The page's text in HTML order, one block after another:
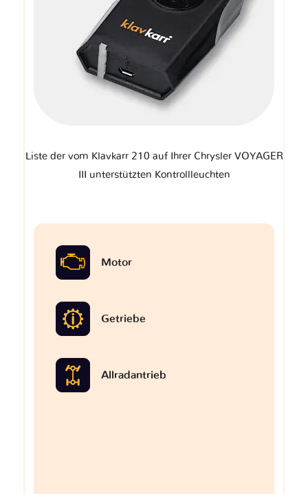
Liste der vom Klavkarr 210 auf Ihrer Chrysler VOYAGER
III unterstützten Kontrollleuchten
Motor
Getriebe
Allradantrieb